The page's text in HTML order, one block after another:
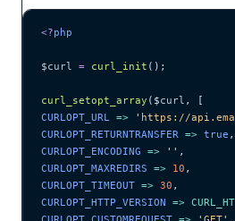
<?php
$curl = curl_init ();
curl_setopt_array ($curl ,
[
CURLOPT_URL => ' https://
CURLOPT_RETURNTRANSFER => true ,
CURLOPT_ENCODING => '' ,
CURLOPT_MAXREDIRS => 10 ,
CURLOPT_TIMEOUT => 30 ,
CURLOPT_HTTP_VERSION =>